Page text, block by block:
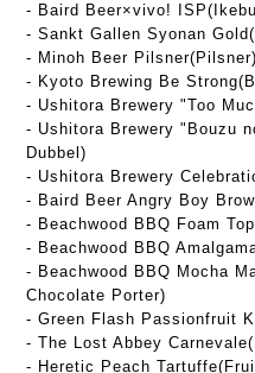
- Baird Beer×vivo!
- Sankt Gallen Syonan
- Minoh Beer Pilsner(Pilsner)
- Kyoto Brewing Be
- Ushitora Brewery "Too
- Ushitora Brewery "Bouzu
Dubbel)
- Ushitora Brewery
- Baird Beer Angry Boy
- Beachwood BBQ Foam
- Beachwood BBQ
- Beachwood BBQ Mocha
Chocolate Porter)
- Green Flash Passionfruit
- The Lost Abbey Carnevale
- Heretic Peach